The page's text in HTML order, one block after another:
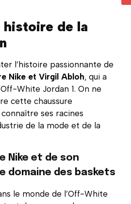
de la
l’histoire passionnante de
Nike et Virgil Abloh, qui a
White Jordan 1. On ne
cette chaussure
ses racines
de la mode et de la
Nike et de son
domaine des baskets
le monde de l’Off-White